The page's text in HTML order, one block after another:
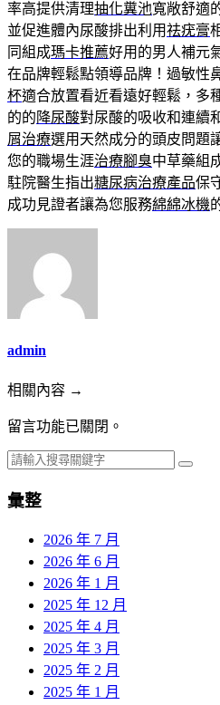
率高提供清理抽化糞池寬敞舒適
並促進體內尿酸排出利用祛疣膏
同組成瑪卡推薦好用的男人補元
在品牌輕鬆點領導品牌！過敏性
杯適合放置看近看遠好輕鬆，多
的的 降尿酸對尿酸的吸收和連續
屑治療選用天然成分的頭皮問題
您的職場生涯治療腳臭中草藥組
駐院醫生指出糖尿病治療產品保
成功見證者讓為您服務綿綿冰機
admin
相關內容 →
留言功能已關閉。
彙整
2026 年 7 月
2026 年 6 月
2026 年 1 月
2025 年 12 月
2025 年 4 月
2025 年 3 月
2025 年 2 月
2025 年 1 月